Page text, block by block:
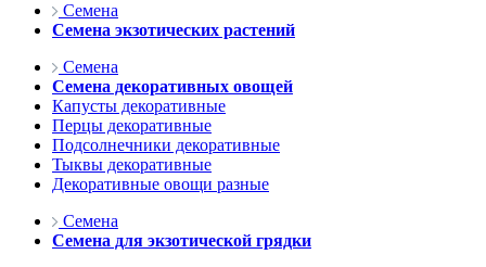
Семена
Семена экзотических растений
Семена
Семена декоративных овощей
Капусты декоративные
Перцы декоративные
Подсолнечники декоративные
Тыквы декоративные
Декоративные овощи разные
Семена
Семена для экзотической грядки